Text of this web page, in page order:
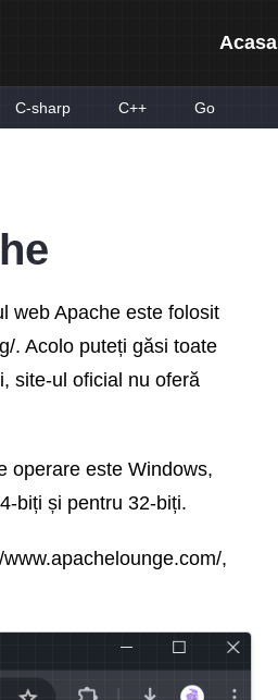
Acasa
C-sharp C++ Go
web Apache este folosit
. Acolo puteți găsi toate
site-ul oficial nu oferă
operare este Windows,
biți și pentru 32-biți.
,